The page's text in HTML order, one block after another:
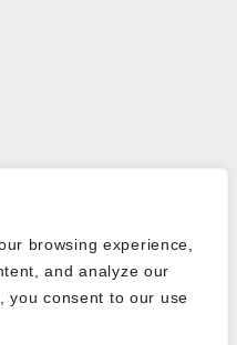
browsing experience,
and analyze our
you consent to our use